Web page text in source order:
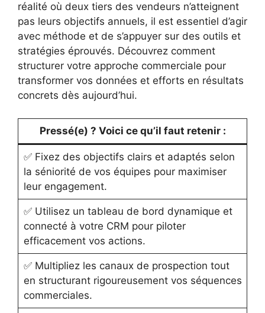
réalité où deux tiers des vendeurs n’atteignent
pas leurs objectifs annuels, il est essentiel d’agir
avec méthode et de s’appuyer sur des outils et
stratégies éprouvés. Découvrez comment
structurer votre approche commerciale pour
transformer vos données et efforts en résultats
concrets dès aujourd’hui.
Pressé(e) ? Voici ce qu’il faut retenir :
✅ Fixez des objectifs clairs et adaptés selon
la séniorité de vos équipes pour maximiser
leur engagement.
✅ Utilisez un tableau de bord dynamique et
connecté à votre CRM pour piloter
efficacement vos actions.
✅ Multipliez les canaux de prospection tout
en structurant rigoureusement vos séquences
commerciales.